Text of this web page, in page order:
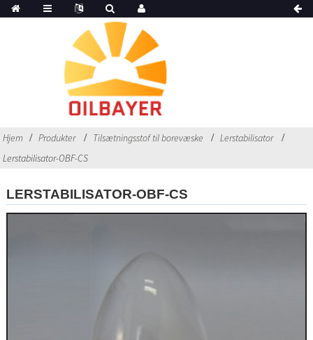
Hjem Produkter Tilsætningsstof til borevæske
Lerstabilisator
Lerstabilisator-OBF-CS
LERSTABILISATOR-OBF-CS